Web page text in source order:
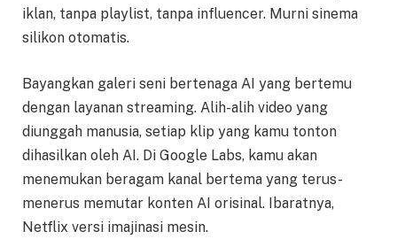
iklan, tanpa playlist, tanpa influencer. Murni sinema
silikon otomatis.
Bayangkan galeri seni bertenaga AI yang bertemu
dengan layanan streaming. Alih-alih video yang
diunggah manusia, setiap klip yang kamu tonton
dihasilkan oleh AI. Di Google Labs, kamu akan
menemukan beragam kanal bertema yang terus-
menerus memutar konten AI orisinal. Ibaratnya,
Netflix versi imajinasi mesin.